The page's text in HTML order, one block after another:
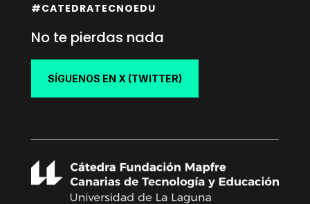
#CATEDRATECNOEDU
No te pierdas nada
SÍGUENOS EN X (TWITTER)